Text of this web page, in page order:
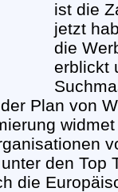
ist die
jetzt
die
erblickt
Plan von
den Top
die